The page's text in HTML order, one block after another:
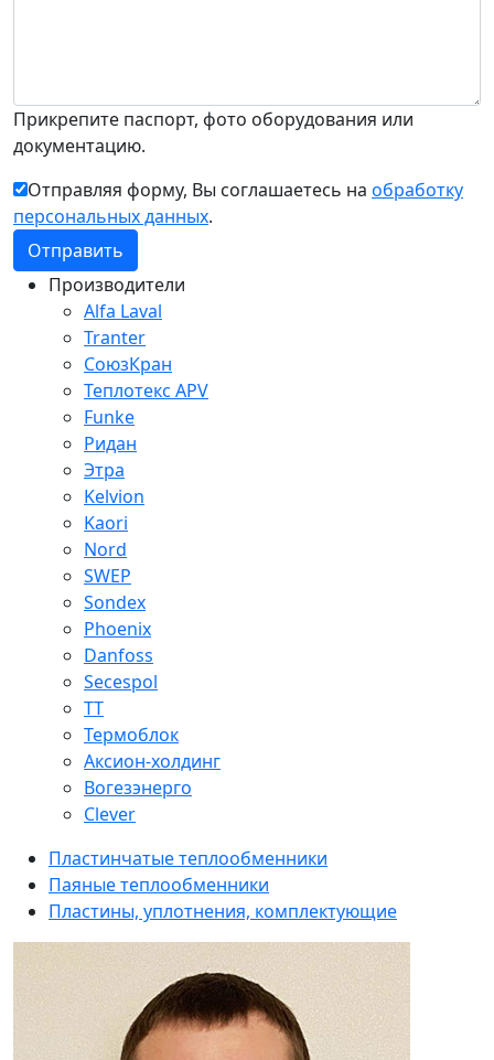
Производители
Alfa Laval
Tranter
СоюзКран
Теплотекс APV
Funke
Ридан
Этра
Kelvion
Kaori
Nord
SWEP
Sondex
Phoenix
Danfoss
Secespol
ТТ
Термоблок
Аксион-холдинг
Вогезэнерго
Clever
Пластинчатые теплообменники
Паяные теплообменники
Пластины, уплотнения, комплектующие
Прикрепите паспорт, фото оборудования или
документацию.
Отправляя форму, Вы соглашаетесь на обработку
персональных данных.